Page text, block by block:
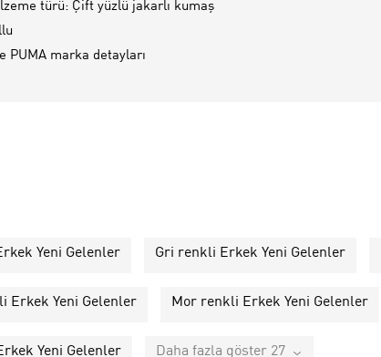
türü: Çift yüzlü jakarlı kumaş
PUMA marka detayları
Yeni Gelenler Gri renkli Erkek Yeni Gelenler
Erkek Yeni Gelenler Mor renkli Erkek Yeni Gelenler
Yeni Gelenler Daha fazla göster 27